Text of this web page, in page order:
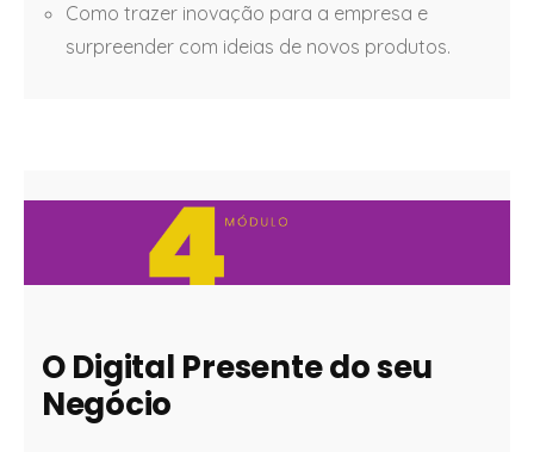
Como trazer inovação para a empresa e
surpreender com ideias de novos produtos.
O Digital Presente do seu
Negócio